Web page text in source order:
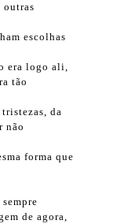
outras
escolhas
era logo ali,
tão
da
não
forma que
de agora,